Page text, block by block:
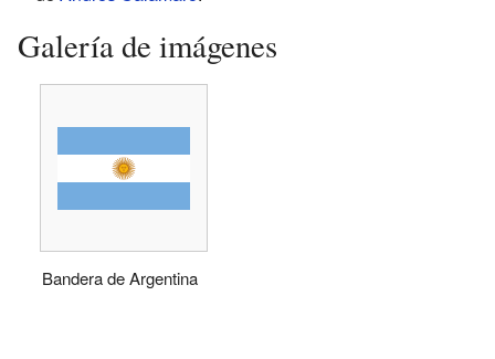
Galería de imágenes
Bandera de Argentina